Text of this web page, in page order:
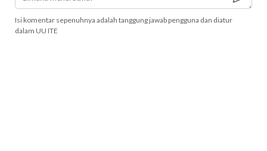
Isi komentar sepenuhnya adalah tanggung jawab pengguna dan diatur
dalam UU ITE